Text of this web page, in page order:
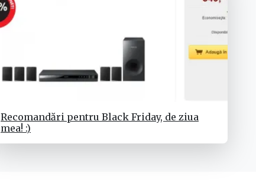
Recomandări pentru Black Friday, de ziua
mea! :)